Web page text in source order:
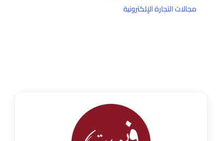
مجالات التجارة الإلكترونية